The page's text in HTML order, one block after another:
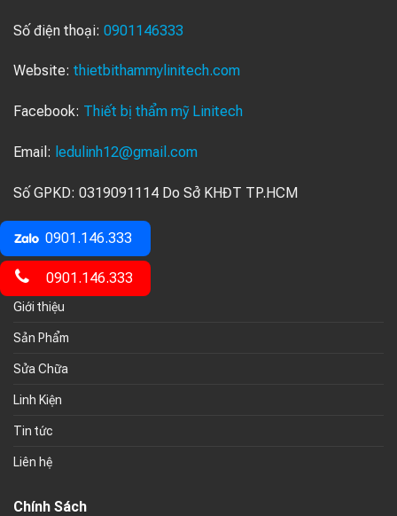
Số điện thoại: 0901146333
Website: thietbithammylinitech.com
Facebook: Thiết bị thẩm mỹ Linitech
Email: ledulinh12@gmail.com
Số GPKD: 0319091114 Do Sở KHĐT TP.HCM
Cấp Ngày 6/8/2025
Về Chúng Tối
Giới thiệu
Sản Phẩm
Sửa Chữa
Linh Kiện
Tin tức
Liên hệ
Chính Sách
0901.146.333
0901.146.333